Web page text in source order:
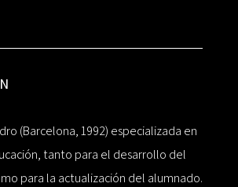
(Barcelona, 1992) especializada en
tanto para el desarrollo del
para la actualización del alumnado.